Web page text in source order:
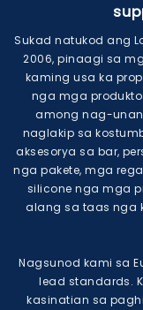
Sukad natukod ang
2006, pinaagi sa
kaming usa ka
nga mga
among nag-
naglakip sa
aksesorya sa bar,
nga pakete, mga
silicone nga mga
alang sa taas nga
Nagsunod kami sa
lead standards.
kasinatian sa